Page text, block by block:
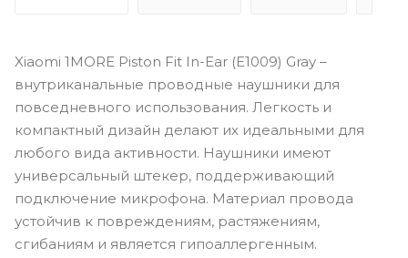
Xiaomi 1MORE Piston Fit In-Ear (E1009) Gray –
внутриканальные проводные наушники для
повседневного использования. Легкость и
компактный дизайн делают их идеальными для
любого вида активности. Наушники имеют
универсальный штекер, поддерживающий
подключение микрофона. Материал провода
устойчив к повреждениям, растяжениям,
сгибаниям и является гипоаллергенным.